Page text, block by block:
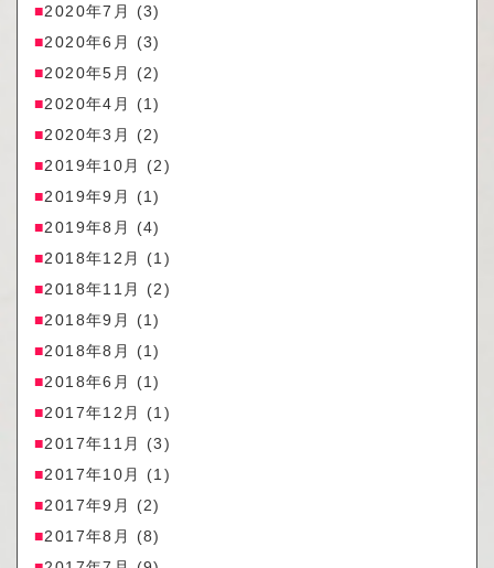
2020年7月
(3)
2020年6月
(3)
2020年5月
(2)
2020年4月
(1)
2020年3月
(2)
2019年10月
(2)
2019年9月
(1)
2019年8月
(4)
2018年12月
(1)
2018年11月
(2)
2018年9月
(1)
2018年8月
(1)
2018年6月
(1)
2017年12月
(1)
2017年11月
(3)
2017年10月
(1)
2017年9月
(2)
2017年8月
(8)